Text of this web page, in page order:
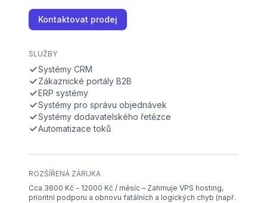
Kontaktovat prodej
SLUŽBY
Systémy CRM
Zákaznické portály B2B
ERP systémy
Systémy pro správu objednávek
Systémy dodavatelského řetězce
Automatizace toků
ROZŠÍŘENÁ ZÁRUKA
Cca 3600 Kč - 12000 Kč / měsíc – Zahrnuje VPS hosting,
prioritní podporu a obnovu fatálních a logických chyb (např.